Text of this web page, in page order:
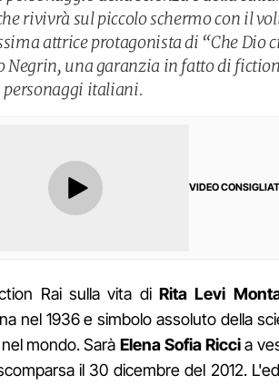
rivivrà sul piccolo schermo con il
attrice protagonista di “Che Dio
Negrin, una garanzia in fatto di
italiani.
VIDEO
Rai sulla vita di Rita Levi
nel 1936 e simbolo assoluto della
mondo. Sarà Elena Sofia Riccia
il 30 dicembre del 2012.